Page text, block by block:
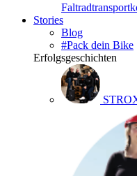
Stories
Blog
#Pack dein Bike
Erfolgsgeschichten